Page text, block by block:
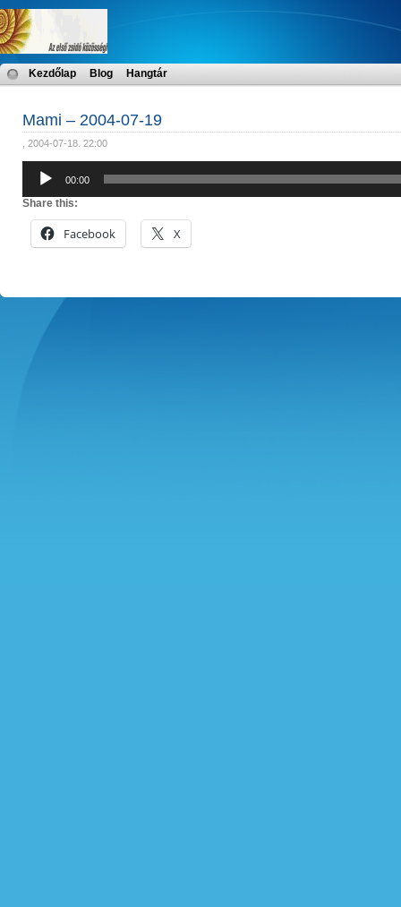
Kezdőlap Blog Hangtár
Mami – 2004-07-19
, 2004-07-18. 22:00
Audió
lejátszó
00:00
Share this:
Facebook X